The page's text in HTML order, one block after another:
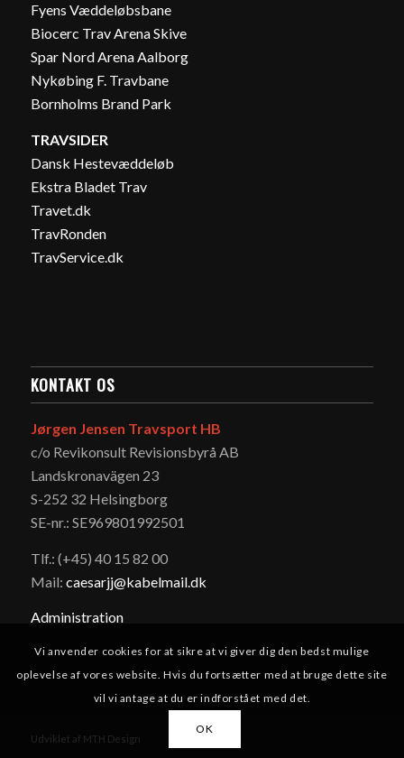
Fyens Væddeløbsbane
Biocerc Trav Arena Skive
Spar Nord Arena Aalborg
Nykøbing F. Travbane
Bornholms Brand Park
TRAVSIDER
Dansk Hestevæddeløb
Ekstra Bladet Trav
Travet.dk
TravRonden
TravService.dk
KONTAKT OS
Jørgen Jensen Travsport HB
c/o Revikonsult Revisionsbyrå AB
Landskronavägen 23
S-252 32 Helsingborg
SE-nr.: SE969801992501
Tlf.: (+45) 40 15 82 00
Mail: caesarjj@kabelmail.dk
Administration
Udviklet af MTH Design
Vi anvender cookies for at sikre at vi giver dig den bedst mulige
oplevelse af vores website. Hvis du fortsætter med at bruge dette site
vil vi antage at du er indforstået med det.
OK